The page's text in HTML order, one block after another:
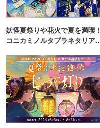
妖怪夏祭りや花火で夏を満喫！
コニカミノルタプラネタリア